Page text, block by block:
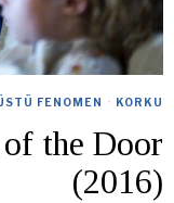
FENOMEN · KORKU
the Door
(2016)